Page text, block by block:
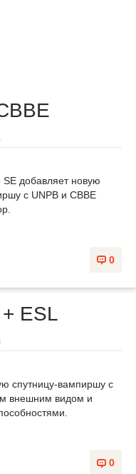
добавляет новую
с UNPB и CBBE
0
ESL
спутницу-вампиршу с
внешним видом и
0